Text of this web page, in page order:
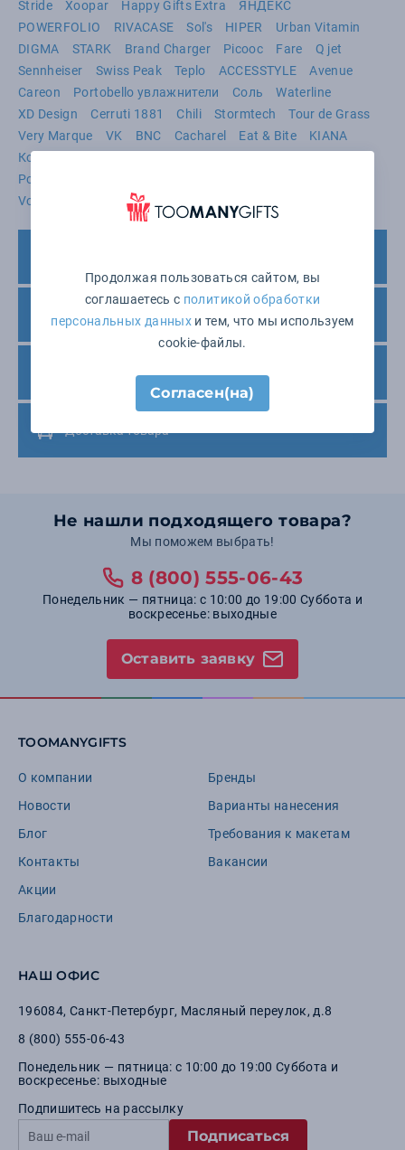
Stride Xoopar Happy Gifts Extra
ЯНДЕКС
POWERFOLIO
RIVACASE Sol's HIPER
Urban Vitamin
DIGMA
STARK Brand Charger Picooc Fare
Q jet
Sennheiser
Swiss Peak Teplo ACCESSTYLE
Avenue
Careon
Portobello увлажнители Соль
Waterline
XD Design
Cerruti 1881 Chili Stormtech
Tour de Grass
Very Marque
VK BNC Cacharel Eat & Bite
KIANA
Контекст
Portobello Настольные часы
Voyager
Варианты оплаты
Доставка товара
Не нашли подходящего товара?
Мы поможем выбрать!
8 (800) 555-06-43
Понедельник — пятница: с 10:00 до 19:00 Суббота и
воскресенье: выходные
Оставить заявку
TOOMANYGIFTS
О компании
Новости
Блог
Контакты
Акции
Благодарности
Бренды
Варианты нанесения
Требования к макетам
Вакансии
НАШ ОФИС
196084, Санкт-Петербург, Масляный переулок, д.8
8 (800) 555-06-43
Понедельник — пятница: с 10:00 до 19:00 Суббота и
воскресенье: выходные
Подпишитесь на рассылку
Подписаться
Продолжая пользоваться сайтом, вы
соглашаетесь с политикой обработки
персональных данныхи тем, что мы используем
cookie-файлы.
Согласен(на)